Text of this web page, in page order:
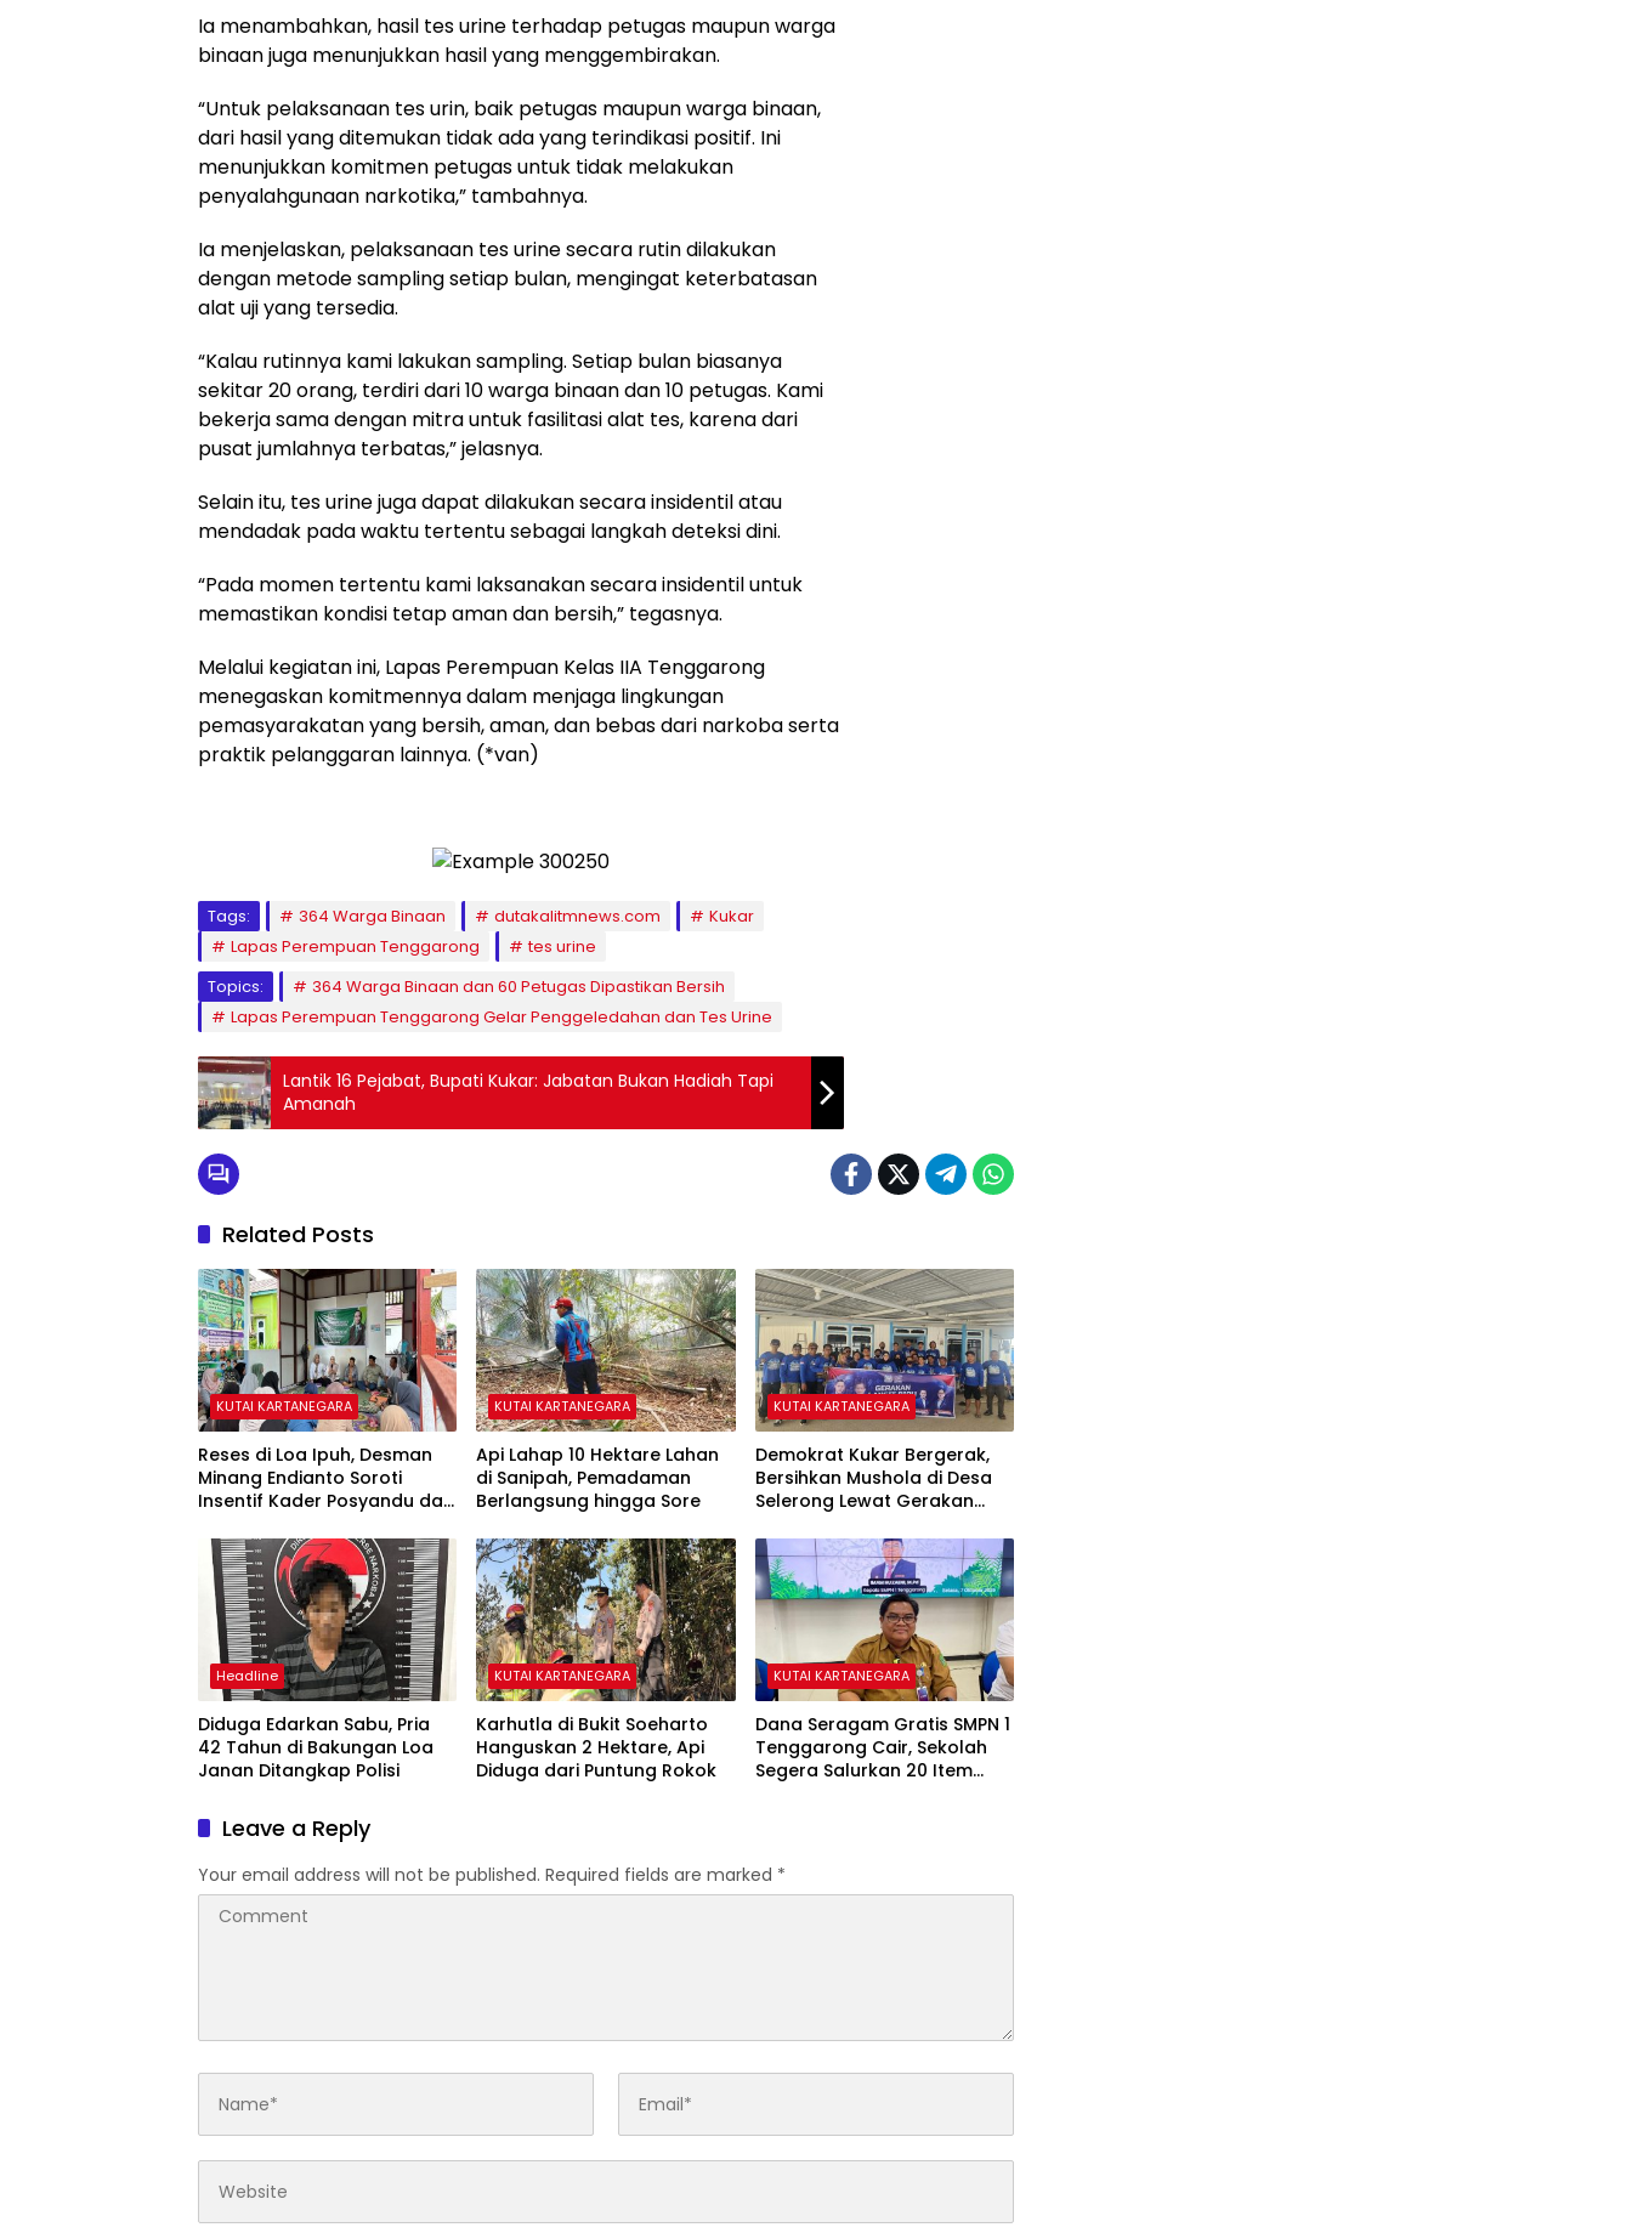
Ia menambahkan, hasil tes urine terhadap petugas maupun warga
binaan juga menunjukkan hasil yang menggembirakan.
“Untuk pelaksanaan tes urin, baik petugas maupun warga binaan,
dari hasil yang ditemukan tidak ada yang terindikasi positif. Ini
menunjukkan komitmen petugas untuk tidak melakukan
penyalahgunaan narkotika,” tambahnya.
Ia menjelaskan, pelaksanaan tes urine secara rutin dilakukan
dengan metode sampling setiap bulan, mengingat keterbatasan
alat uji yang tersedia.
“Kalau rutinnya kami lakukan sampling. Setiap bulan biasanya
sekitar 20 orang, terdiri dari 10 warga binaan dan 10 petugas. Kami
bekerja sama dengan mitra untuk fasilitasi alat tes, karena dari
pusat jumlahnya terbatas,” jelasnya.
Selain itu, tes urine juga dapat dilakukan secara insidentil atau
mendadak pada waktu tertentu sebagai langkah deteksi dini.
“Pada momen tertentu kami laksanakan secara insidentil untuk
memastikan kondisi tetap aman dan bersih,” tegasnya.
Melalui kegiatan ini, Lapas Perempuan Kelas IIA Tenggarong
menegaskan komitmennya dalam menjaga lingkungan
pemasyarakatan yang bersih, aman, dan bebas dari narkoba serta
praktik pelanggaran lainnya. (*van)
Tags: 364 Warga Binaan dutakalitmnews.com
Kukar
Lapas Perempuan Tenggarong
tes urine
Topics:
364 Warga Binaan dan 60 Petugas Dipastikan Bersih
Lapas Perempuan Tenggarong Gelar Penggeledahan dan Tes Urine
Lantik 16 Pejabat, Bupati Kukar: Jabatan Bukan Hadiah Tapi
Amanah
Related Posts
KUTAI KARTANEGARA
Reses di Loa Ipuh, Desman
Minang Endianto Soroti
Insentif Kader Posyandu dan
KUTAI KARTANEGARA
Api Lahap 10 Hektare Lahan
di Sanipah, Pemadaman
Berlangsung hingga Sore
KUTAI KARTANEGARA
Demokrat Kukar Bergerak,
Bersihkan Mushola di Desa
Selerong Lewat Gerakan
Headline
Diduga Edarkan Sabu, Pria
42 Tahun di Bakungan Loa
Janan Ditangkap Polisi
KUTAI KARTANEGARA
Karhutla di Bukit Soeharto
Hanguskan 2 Hektare, Api
Diduga dari Puntung Rokok
KUTAI KARTANEGARA
Dana Seragam Gratis SMPN 1
Tenggarong Cair, Sekolah
Segera Salurkan 20 Item
Leave a Reply
Your email address will not be published. Required fields are marked *